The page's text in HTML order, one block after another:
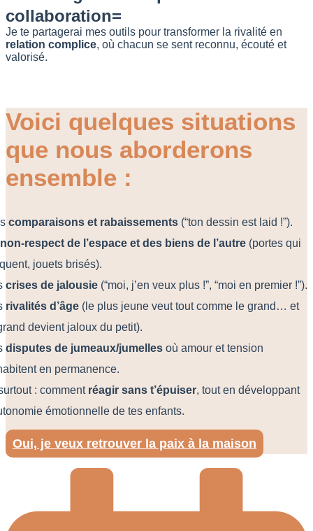
collaboration=
Je te partagerai mes outils pour transformer la rivalité en
relation complice, où chacun se sent reconnu, écouté et
valorisé.
Voici quelques situations
que nous aborderons
ensemble :
comparaisons et rabaissements (“ton dessin est laid !”).
non-respect de l’espace et des biens de l’autre (portes qui
jouets brisés).
crises de jalousie (“moi, j’en veux plus !”, “moi en premier !”).
rivalités d’âge (le plus jeune veut tout comme le grand… et
devient jaloux du petit).
disputes de jumeaux/jumelles où amour et tension
en permanence.
: comment réagir sans t’épuiser, tout en développant
émotionnelle de tes enfants.
Oui, je veux retrouver la paix à la maison